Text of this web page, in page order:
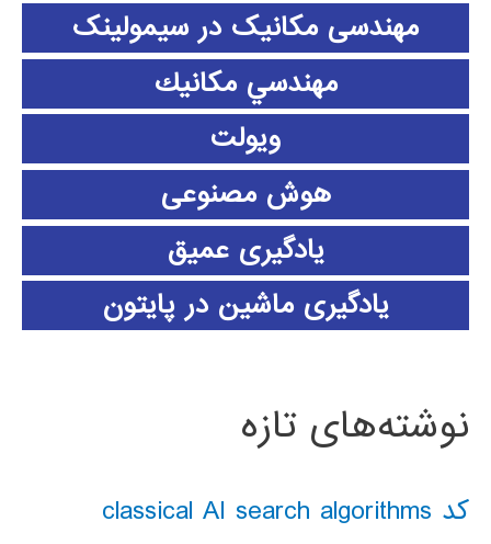
مهندسی مکانیک در سیمولینک
مهندسي مكانيك
ویولت
هوش مصنوعی
یادگیری عمیق
یادگیری ماشین در پایتون
نوشته‌های تازه
کد classical AI search algorithms